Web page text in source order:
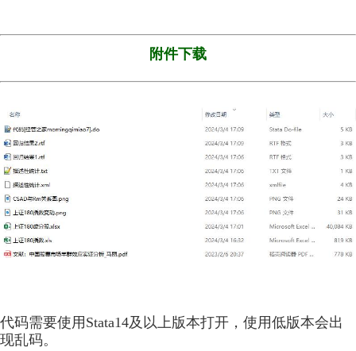
附件下载
代码需要使用Stata14及以上版本打开，使用低版本会出
现乱码。